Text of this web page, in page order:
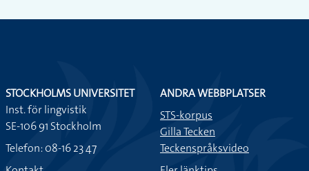
STOCKHOLMS UNIVERSITET
Inst. för lingvistik
SE-106 91 Stockholm
Telefon: 08-16 23 47
ANDRA WEBBPLATSER
STS-korpus
Gilla Tecken
Teckenspråksvideo